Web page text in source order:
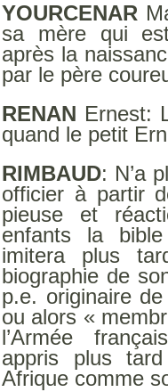
YOURCENAR
sa mère qui
après la
par le père
RENAN Ernest:
quand le petit
RIMBAUD: N’a
officier à partir
pieuse et
enfants la
imitera plus
biographie de
p.e. originaire
ou alors «
l’Armée
appris plus
Afrique comme